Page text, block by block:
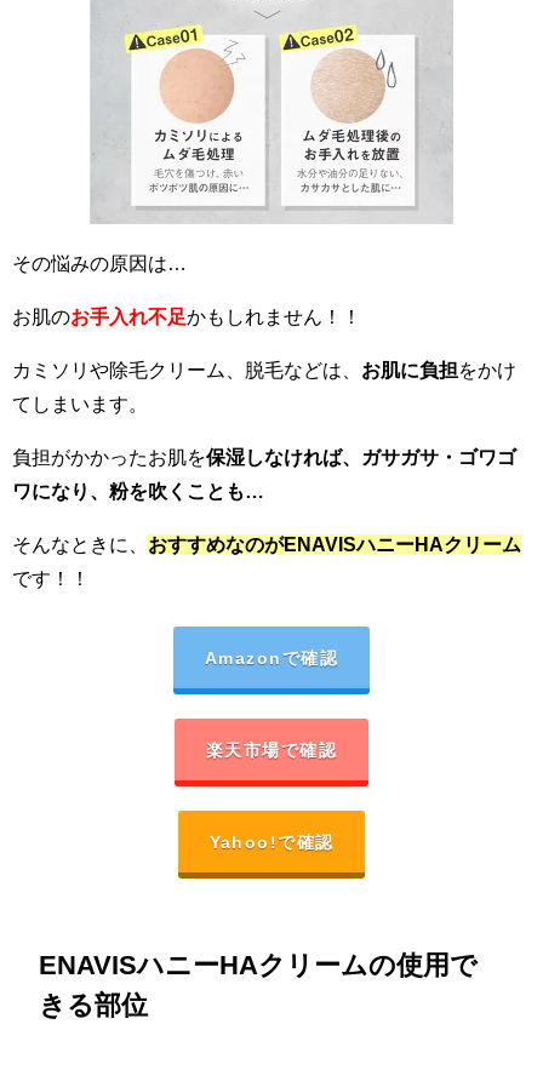
その悩みの原因は…
お肌のお手入れ不足かもしれません！！
カミソリや除毛クリーム、脱毛などは、 お肌に負担をかけ
てしまいます。
負担がかかったお肌を保湿しなければ、ガサガサ・ゴワゴ
ワになり、粉を吹くことも…
そんなときに、 おすすめなのがENAVISハニーHAクリーム
です！！
Amazonで確認
楽天市場で確認
Yahoo!で確認
ENAVISハニーHAクリームの使用で
きる部位